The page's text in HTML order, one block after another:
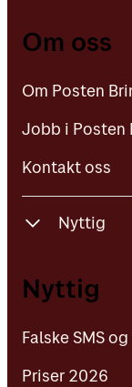
Om oss
Om Posten
Jobb i Posten
Kontakt oss
Nyttig
Falske
Nyttig
Falske SMS
Priser 2026